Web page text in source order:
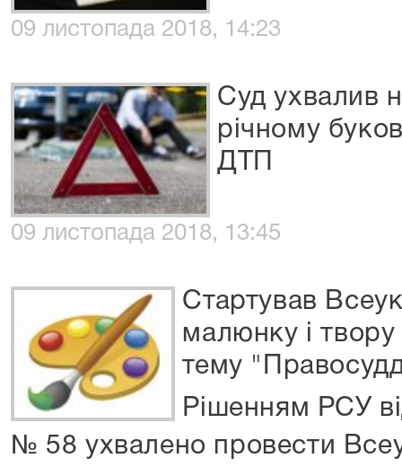
09 листопада 2018, 14:23
Суд ухвалив
річному
ДТП
09 листопада 2018, 13:45
Стартував
малюнку і
тему
Рішенням РСУ
№ 58 ухвалено провести